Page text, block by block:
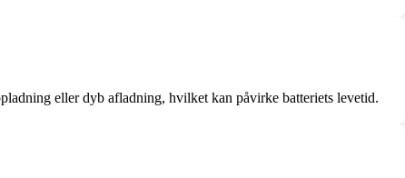
eller dyb afladning, hvilket kan påvirke batteriets levetid.